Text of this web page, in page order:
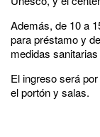
Además, de 10 a
para préstamo y
medidas
El ingreso será
el portón y salas.